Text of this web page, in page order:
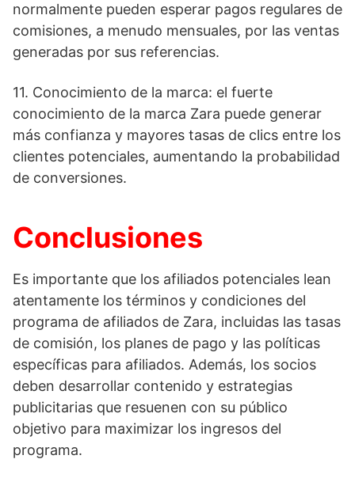
normalmente pueden esperar pagos regulares de
comisiones, a menudo mensuales, por las ventas
generadas por sus referencias.
11. Conocimiento de la marca: el fuerte
conocimiento de la marca Zara puede generar
más confianza y mayores tasas de clics entre los
clientes potenciales, aumentando la probabilidad
de conversiones.
Conclusiones
Es importante que los afiliados potenciales lean
atentamente los términos y condiciones del
programa de afiliados de Zara, incluidas las tasas
de comisión, los planes de pago y las políticas
específicas para afiliados. Además, los socios
deben desarrollar contenido y estrategias
publicitarias que resuenen con su público
objetivo para maximizar los ingresos del
programa.